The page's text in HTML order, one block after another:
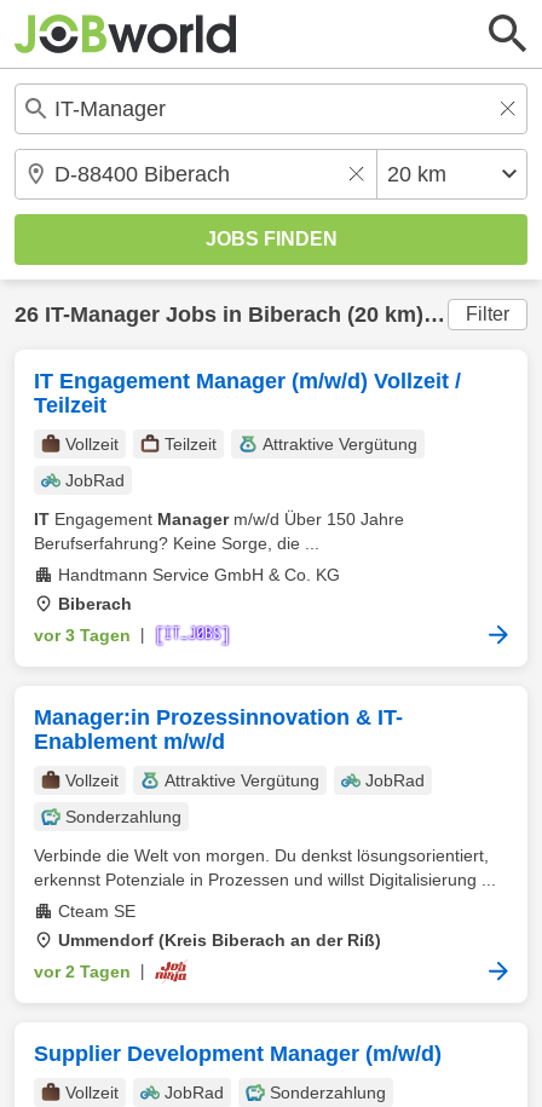
26 IT-Manager Jobs in Biberach (20 km) gefunden Filter
IT Engagement Manager (m/w/d) Vollzeit /
Teilzeit
Vollzeit Teilzeit
Attraktive Vergütung
JobRad
IT Engagement Managerm/w/d Über 150 Jahre
Berufserfahrung? Keine Sorge, die ...
Handtmann Service GmbH & Co. KG
Biberach
vor 3 Tagen
Manager:in Prozessinnovation & IT-
Enablement m/w/d
Vollzeit Attraktive Vergütung
JobRad
Sonderzahlung
Verbinde die Welt von morgen. Du denkst lösungsorientiert,
erkennst Potenziale in Prozessen und willst Digitalisierung ...
Cteam SE
Ummendorf (Kreis Biberach an der Riß)
vor 2 Tagen
Supplier Development Manager (m/w/d)
Vollzeit JobRad
Sonderzahlung